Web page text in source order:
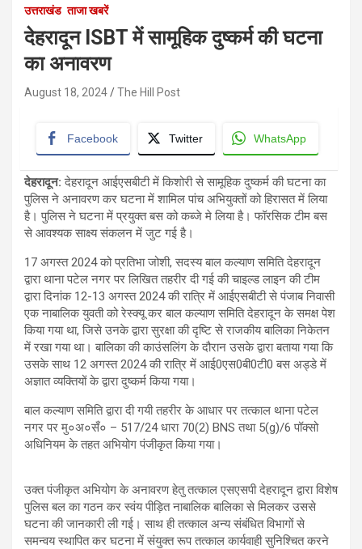
उत्तराखंड ताजा खबरें
देहरादून ISBT में सामूहिक दुष्कर्म की घटना
का अनावरण
August 18, 2024 The Hill Post
Facebook Twitter WhatsApp
देहरादून: देहरादून आईएसबीटी में किशोरी से सामूहिक दुष्कर्म की घटना का
पुलिस ने अनावरण कर घटना में शामिल पांच अभियुक्तों को हिरासत में लिया
है। पुलिस ने घटना में प्रयुक्त बस को कब्जे मे लिया है। फॉरसिक टीम बस
से आवश्यक साक्ष्य संकलन में जुट गई है।
17 अगस्त 2024 को प्रतिभा जोशी, सदस्य बाल कल्याण समिति देहरादून
द्वारा थाना पटेल नगर पर लिखित तहरीर दी गई की चाइल्ड लाइन की टीम
द्वारा दिनांक 12-13 अगस्त 2024 की रात्रि में आईएसबीटी से पंजाब निवासी
एक नाबालिक युवती को रेस्क्यू कर बाल कल्याण समिति देहरादून के समक्ष पेश
किया गया था, जिसे उनके द्वारा सुरक्षा की दृष्टि से राजकीय बालिका निकेतन
में रखा गया था। बालिका की काउंसलिंग के दौरान उसके द्वारा बताया गया कि
उसके साथ 12 अगस्त 2024 की रात्रि में आई0एस0बी0टी0 बस अड्डे में
अज्ञात व्यक्तियों के द्वारा दुष्कर्म किया गया।
बाल कल्याण समिति द्वारा दी गयी तहरीर के आधार पर तत्काल थाना पटेल
नगर पर मु०अ०सँ० – 517/24 धारा 70(2) BNS तथा 5(g)/6 पॉक्सो
अधिनियम के तहत अभियोग पंजीकृत किया गया।
उक्त पंजीकृत अभियोग के अनावरण हेतु तत्काल एसएसपी देहरादून द्वारा विशेष
पुलिस बल का गठन कर स्वंय पीड़ित नाबालिक बालिका से मिलकर उससे
घटना की जानकारी ली गई। साथ ही तत्काल अन्य संबंधित विभागों से
समन्वय स्थापित कर घटना में संयुक्त रूप तत्काल कार्यवाही सुनिश्चित करने